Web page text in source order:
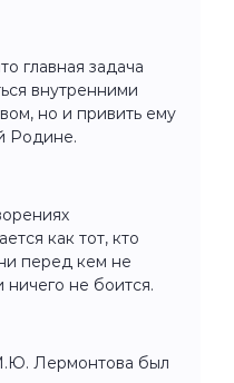
главная задача
внутренними
но и привить ему
Родине.
как тот, кто
перед кем не
ничего не боится.
Лермонтова был